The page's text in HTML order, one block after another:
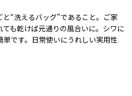
“洗えるバッグ”であること。ご家
も乾けば元通りの風合いに。シワに
です。日常使いにうれしい実用性